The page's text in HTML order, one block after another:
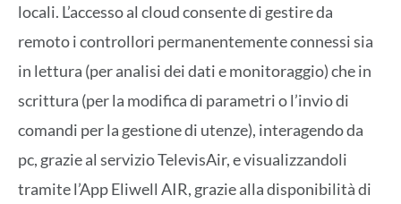
locali. L’accesso al cloud consente di gestire da
remoto i controllori permanentemente connessi sia
in lettura (per analisi dei dati e monitoraggio) che in
scrittura (per la modifica di parametri o l’invio di
comandi per la gestione di utenze), interagendo da
pc, grazie al servizio TelevisAir, e visualizzandoli
tramite l’App Eliwell AIR, grazie alla disponibilità di